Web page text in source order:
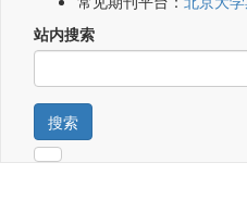
站内搜索
搜索